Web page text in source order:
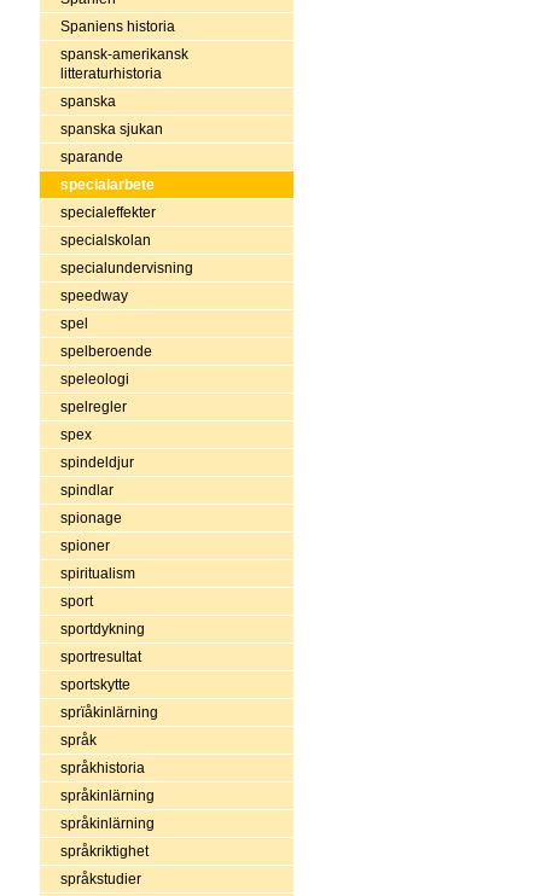
Spaniens historia
spansk-amerikansk
litteraturhistoria
spanska
spanska sjukan
sparande
specialarbete
specialeffekter
specialskolan
specialundervisning
speedway
spel
spelberoende
speleologi
spelregler
spex
spindeldjur
spindlar
spionage
spioner
spiritualism
sport
sportdykning
sportresultat
sportskytte
sprïåkinlärning
språk
språkhistoria
språkinlärning
språkinlärning
språkriktighet
språkstudier